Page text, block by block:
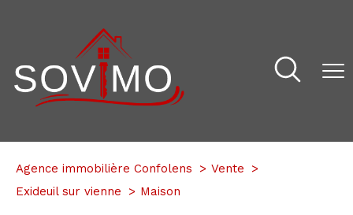
Agence immobilière Confolens
Vente
Exideuil sur vienne
Maison